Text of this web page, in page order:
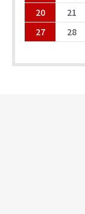
20
21
27
28